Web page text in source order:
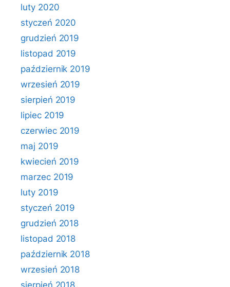
luty 2020
styczeń 2020
grudzień 2019
listopad 2019
październik 2019
wrzesień 2019
sierpień 2019
lipiec 2019
czerwiec 2019
maj 2019
kwiecień 2019
marzec 2019
luty 2019
styczeń 2019
grudzień 2018
listopad 2018
październik 2018
wrzesień 2018
sierpień 2018